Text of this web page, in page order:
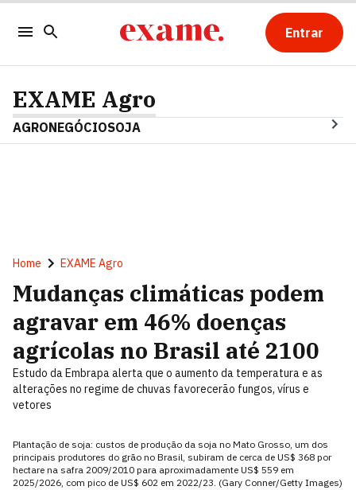
Entrar
EXAME Agro
AGRONEGÓCIOSOJA
Home EXAME Agro
Mudanças climáticas podem
agravar em 46% doenças
agrícolas no Brasil até 2100
Estudo da Embrapa alerta que o aumento da temperatura e as
alterações no regime de chuvas favorecerão fungos, vírus e
vetores
Plantação de soja: custos de produção da soja no Mato Grosso, um dos
principais produtores do grão no Brasil, subiram de cerca de US$ 368 por
hectare na safra 2009/2010 para aproximadamente US$ 559 em
2025/2026, com pico de US$ 602 em 2022/23. (Gary Conner/Getty Images)